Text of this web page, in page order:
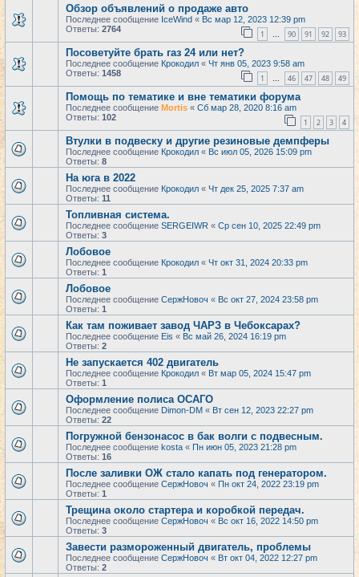
Обзор объявлений о продаже авто
Последнее сообщение IceWind « Вс мар 12, 2023 12:39 pm
Ответы: 2764 1 … 90 91 92 93
Посоветуйте брать газ 24 или нет?
Последнее сообщение Крокодил « Чт янв 05, 2023 9:58 am
Ответы: 1458 1 … 46 47 48 49
Помощь по тематике и вне тематики форума
Последнее сообщение Mortis « Сб мар 28, 2020 8:16 am
Ответы: 102 1 2 3 4
Втулки в подвеску и другие резиновые демпферы
Последнее сообщение Крокодил « Вс июл 05, 2026 15:09 pm
Ответы: 8
На юга в 2022
Последнее сообщение Крокодил « Чт дек 25, 2025 7:37 am
Ответы: 11
Топливная система.
Последнее сообщение SERGEIWR « Ср сен 10, 2025 22:49 pm
Ответы: 3
Лобовое
Последнее сообщение Крокодил « Чт окт 31, 2024 20:33 pm
Ответы: 1
Лобовое
Последнее сообщение СержНовоч « Вс окт 27, 2024 23:58 pm
Ответы: 1
Как там поживает завод ЧАРЗ в Чебоксарах?
Последнее сообщение Eis « Вс май 26, 2024 16:19 pm
Ответы: 2
Не запускается 402 двигатель
Последнее сообщение Крокодил « Вт мар 05, 2024 15:47 pm
Ответы: 1
Оформление полиса ОСАГО
Последнее сообщение Dimon-DM « Вт сен 12, 2023 22:27 pm
Ответы: 22
Погружной бензонасос в бак волги с подвесным.
Последнее сообщение kosta « Пн июн 05, 2023 21:28 pm
Ответы: 16
После заливки ОЖ стало капать под генератором.
Последнее сообщение СержНовоч « Пн окт 24, 2022 23:19 pm
Ответы: 1
Трещина около стартера и коробкой передач.
Последнее сообщение СержНовоч « Вс окт 16, 2022 14:50 pm
Ответы: 3
Завести размороженный двигатель, проблемы
Последнее сообщение СержНовоч « Вт окт 04, 2022 12:27 pm
Ответы: 2